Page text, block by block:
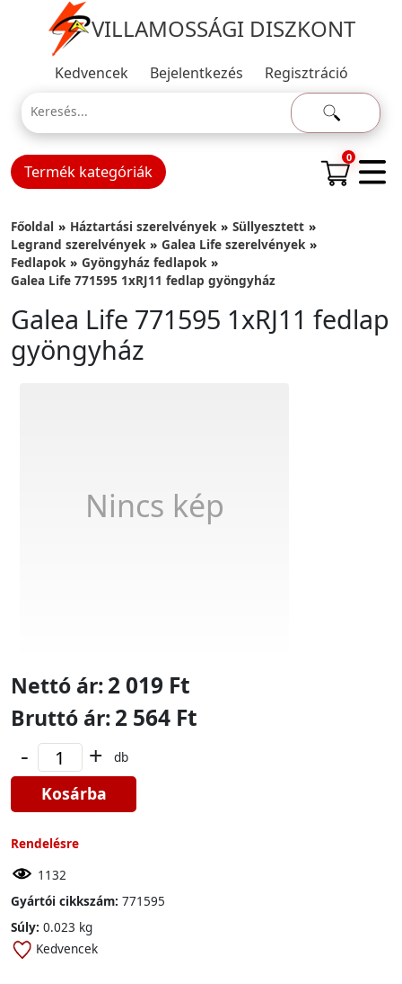
VILLAMOSSÁGI DISZKONT
Kedvencek Bejelentkezés Regisztráció
Termék kategóriák
0
Főoldal Háztartási szerelvények
Süllyesztett
Legrand szerelvények
Galea Life szerelvények
Fedlapok
Gyöngyház fedlapok
Galea Life 771595 1xRJ11 fedlap gyöngyház
Galea Life 771595 1xRJ11 fedlap
gyöngyház
Nincs kép
Nettó ár:2 019 Ft
Bruttó ár:2 564 Ft
- + db
Kosárba
Rendelésre
1132
Gyártói cikkszám: 771595
Súly: 0.023 kg
Kedvencek